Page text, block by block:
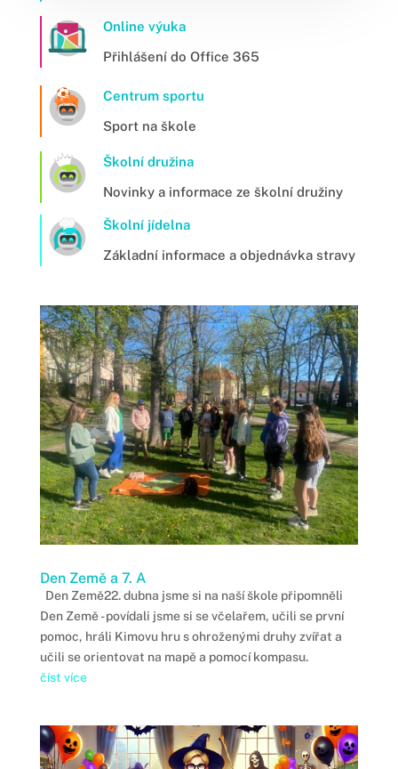
Online výuka
Přihlášení do Office 365
Centrum sportu
Sport na škole
Školní družina
Novinky a informace ze školní družiny
Školní jídelna
Základní informace a objednávka stravy
Den Země a 7. A
Den Země22. dubna jsme si na naší škole připomněli
Den Země - povídali jsme si se včelařem, učili se první
pomoc, hráli Kimovu hru s ohroženými druhy zvířat a
učili se orientovat na mapě a pomocí kompasu.
číst více